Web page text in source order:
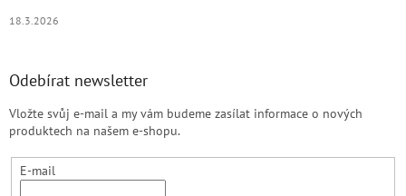
18.3.2026
Odebírat newsletter
Vložte svůj e-mail a my vám budeme zasílat informace o nových
produktech na našem e-shopu.
E-mail